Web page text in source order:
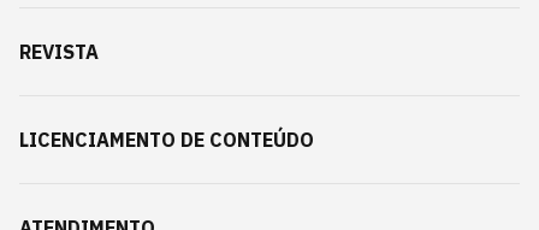
REVISTA
LICENCIAMENTO DE CONTEÚDO